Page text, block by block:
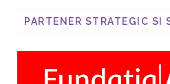
PARTENER STRATEGIC SI